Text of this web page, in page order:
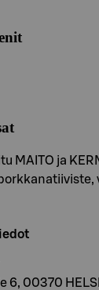
MAITO ja
6, 00370